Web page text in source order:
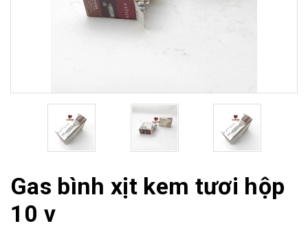
Gas bình xịt kem tươi hộp
10 v